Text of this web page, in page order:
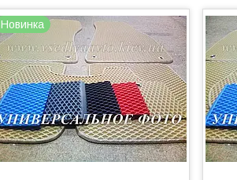
Новинка